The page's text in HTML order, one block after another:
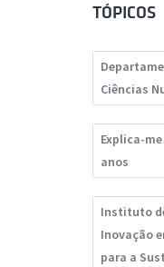
TÓPICOS
Ciências
Explica-
anos
Instituto
Inovação
para a